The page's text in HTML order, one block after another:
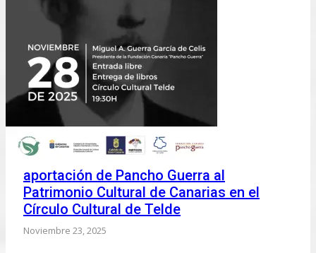
aportación de Pancho Guerra al
Patrimonio Cultural de Canarias en el
Círculo Cultural de Telde
Noviembre 23, 2025